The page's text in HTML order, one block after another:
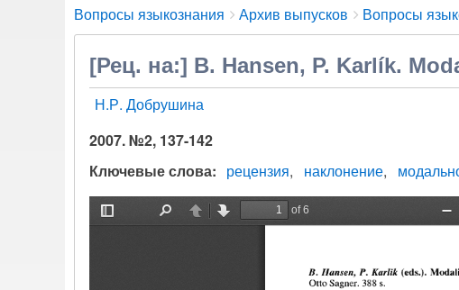
Breadcrumbs
You
are
here:
Вопросы языкознания Архив выпусков Вопросы
[Рец. на:] В. Hansen, P. Karlík.
Н.Р. Добрушина
2007. №2, 137-142
Ключевые слова
рецензия наклонение